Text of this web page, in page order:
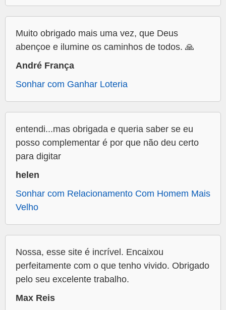
Muito obrigado mais uma vez, que Deus
abençoe e ilumine os caminhos de todos. 🙏
André França
Sonhar com Ganhar Loteria
entendi...mas obrigada e queria saber se eu
posso complementar é por que não deu certo
para digitar
helen
Sonhar com Relacionamento Com Homem Mais
Velho
Nossa, esse site é incrível. Encaixou
perfeitamente com o que tenho vivido. Obrigado
pelo seu excelente trabalho.
Max Reis